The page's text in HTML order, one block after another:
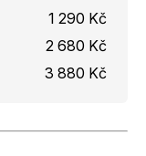
1 290 Kč
2 680 Kč
3 880 Kč